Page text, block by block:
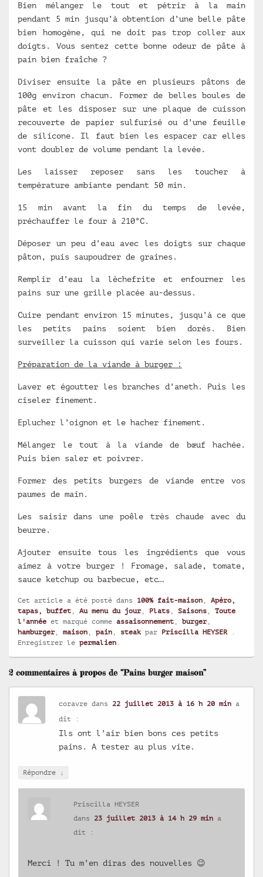
Bien mélanger le tout et pétrir à la main
pendant 5 min jusqu’à obtention d’une belle pâte
bien homogène, qui ne doit pas trop coller aux
doigts. Vous sentez cette bonne odeur de pâte à
pain bien fraîche ?
Diviser ensuite la pâte en plusieurs pâtons de
100g environ chacun. Former de belles boules de
pâte et les disposer sur une plaque de cuisson
recouverte de papier sulfurisé ou d’une feuille
de silicone. Il faut bien les espacer car elles
vont doubler de volume pendant la levée.
Les laisser reposer sans les toucher à
température ambiante pendant 50 min.
15 min avant la fin du temps de levée,
préchauffer le four à 210°C.
Déposer un peu d’eau avec les doigts sur chaque
pâton, puis saupoudrer de graines.
Remplir d’eau la lèchefrite et enfourner les
pains sur une grille placée au-dessus.
Cuire pendant environ 15 minutes, jusqu’à ce que
les petits pains soient bien dorés. Bien
surveiller la cuisson qui varie selon les fours.
Préparation de la viande à burger :
Laver et égoutter les branches d’aneth. Puis les
ciseler finement.
Eplucher l’oignon et le hacher finement.
Mélanger le tout à la viande de bœuf hachée.
Puis bien saler et poivrer.
Former des petits burgers de viande entre vos
paumes de main.
Les saisir dans une poêle très chaude avec du
beurre.
Ajouter ensuite tous les ingrédients que vous
aimez à votre burger ! Fromage, salade, tomate,
sauce ketchup ou barbecue, etc…
Cet article a été posté dans 100% fait-maison , Apéro,
tapas, buffet , Au menu du jour, Plats , Saisons , Toute
l'année et marqué comme assaisonnement , burger,
hamburger, maison , pain , steakpar Priscilla HEYSER.
Enregistrer le permalien .
2 commentaires à propos de “Pains burger maison”
coravre dans 22 juillet 2013 à 16 h 20 min a
dit :
Ils ont l’air bien bons ces petits
pains. A tester au plus vite.
Répondre ↓
Priscilla HEYSER
dans 23 juillet 2013 à 14 h 29 min a
dit :
Merci ! Tu m’en diras des nouvelles 😉